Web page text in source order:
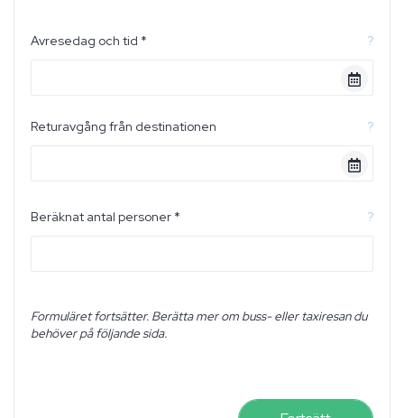
Avresedag och tid * ?
Returavgång från destinationen ?
Beräknat antal personer * ?
Formuläret fortsätter. Berätta mer om buss- eller taxiresan du
behöver på följande sida.